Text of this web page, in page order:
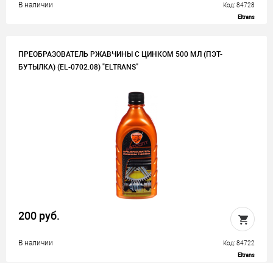
В наличии Код: 84728
Eltrans
ПРЕОБРАЗОВАТЕЛЬ РЖАВЧИНЫ С ЦИНКОМ 500 МЛ (ПЭТ-
БУТЫЛКА) (EL-0702.08) "ELTRANS"
200 руб.
В наличии Код: 84722
Eltrans